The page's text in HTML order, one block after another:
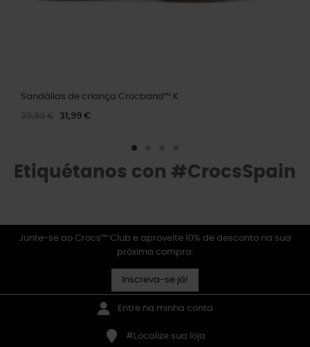
Sandálias de criança Crocband™ K
39,99 € 31,99 €
Etiquétanos con #CrocsSpain
Junte-se ao Crocs™ Club e aproveite 10% de desconto na sua
próxima compra.
Inscreva-se já!
Entre na minha conta
#Localize sua loja